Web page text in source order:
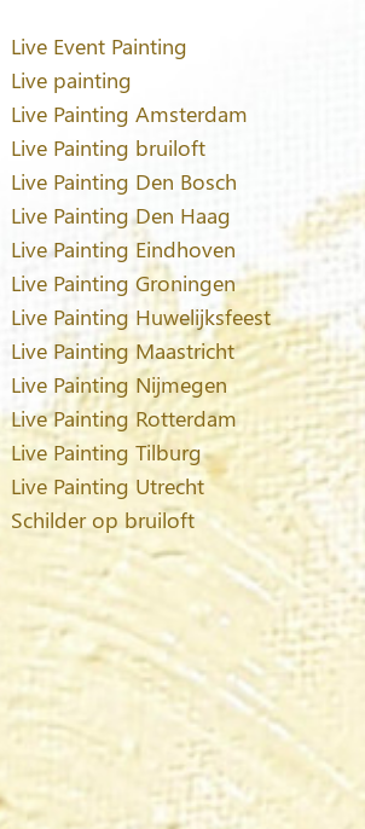
Live Event Painting
Live painting
Live Painting Amsterdam
Live Painting bruiloft
Live Painting Den Bosch
Live Painting Den Haag
Live Painting Eindhoven
Live Painting Groningen
Live Painting Huwelijksfeest
Live Painting Maastricht
Live Painting Nijmegen
Live Painting Rotterdam
Live Painting Tilburg
Live Painting Utrecht
Schilder op bruiloft